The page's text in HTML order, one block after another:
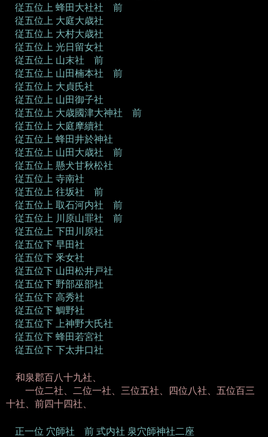
従五位上 蜂田大社社 前
従五位上 大庭大歳社
従五位上 大村大歳社
従五位上 光日留女社
従五位上 山末社 前
従五位上 山田楠本社 前
従五位上 大貞氏社
従五位上 山田御子社
従五位上 大歳國津大神社 前
従五位上 大庭摩續社
従五位上 蜂田井於神社
従五位上 山田大歳社 前
従五位上 懸犬甘秋松社
従五位上 寺南社
従五位上 往坂社 前
従五位上 取石河内社 前
従五位上 川原山罪社 前
従五位上 下田川原社
従五位下 早田社
従五位下 釆女社
従五位下 山田松井戸社
従五位下 野部巫部社
従五位下 高秀社
従五位下 鯛野社
従五位下 上神野大氏社
従五位下 蜂田若宮社
従五位下 下太井口社
和泉郡百八十九社、
一位二社、二位一社、三位五社、四位八社、五位百三
十社、前四十四社、
正一位 穴師社 前 式内社 泉穴師神社二座